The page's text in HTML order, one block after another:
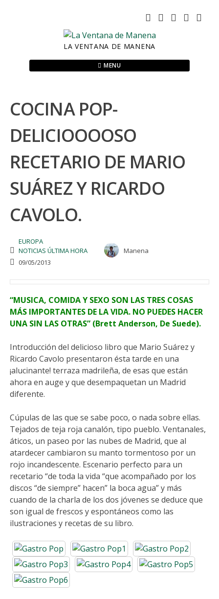
LA VENTANA DE MANENA
MENU
COCINA POP-
DELICIOOOOSO
RECETARIO DE MARIO
SUÁREZ Y RICARDO
CAVOLO.
EUROPA
NOTICIAS ÚLTIMA HORA
Manena
09/05/2013
“MUSICA, COMIDA Y SEXO SON LAS TRES COSAS
MÁS IMPORTANTES DE LA VIDA. NO PUEDES HACER
UNA SIN LAS OTRAS” (Brett Anderson, De Suede).
Introducción del delicioso libro que Mario Suárez y
Ricardo Cavolo presentaron ésta tarde en una
¡alucinante! terraza madrileña, de esas que están
ahora en auge y que desempaquetan un Madrid
diferente.
Cúpulas de las que se sabe poco, o nada sobre ellas.
Tejados de teja roja canalón, tipo pueblo. Ventanales,
áticos, un paseo por las nubes de Madrid, que al
atardecer cambiaron su manto tormentoso por un
rojo incandescente. Escenario perfecto para un
recetario “de toda la vida “que acompañado por los
discos “de siempre” hacen” la boca agua” y más
cuando de la charla de los dos jóvenes se deduce que
son igual de frescos y espontáneos como las
ilustraciones y recetas de su libro.